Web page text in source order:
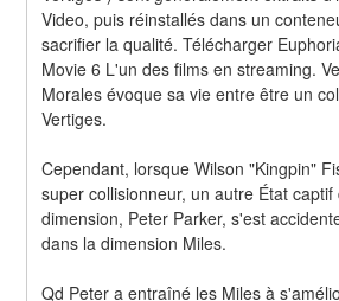
Video, puis réinstallés dans un
sacrifier la qualité. Télécharger
Movie 6 L'un des films en streaming.
Morales évoque sa vie entre être un
Vertiges.
Cependant, lorsque Wilson "Kingpin"
super collisionneur, un autre État
dimension, Peter Parker, s'est
dans la dimension Miles.
Qd Peter a entraîné les Miles à